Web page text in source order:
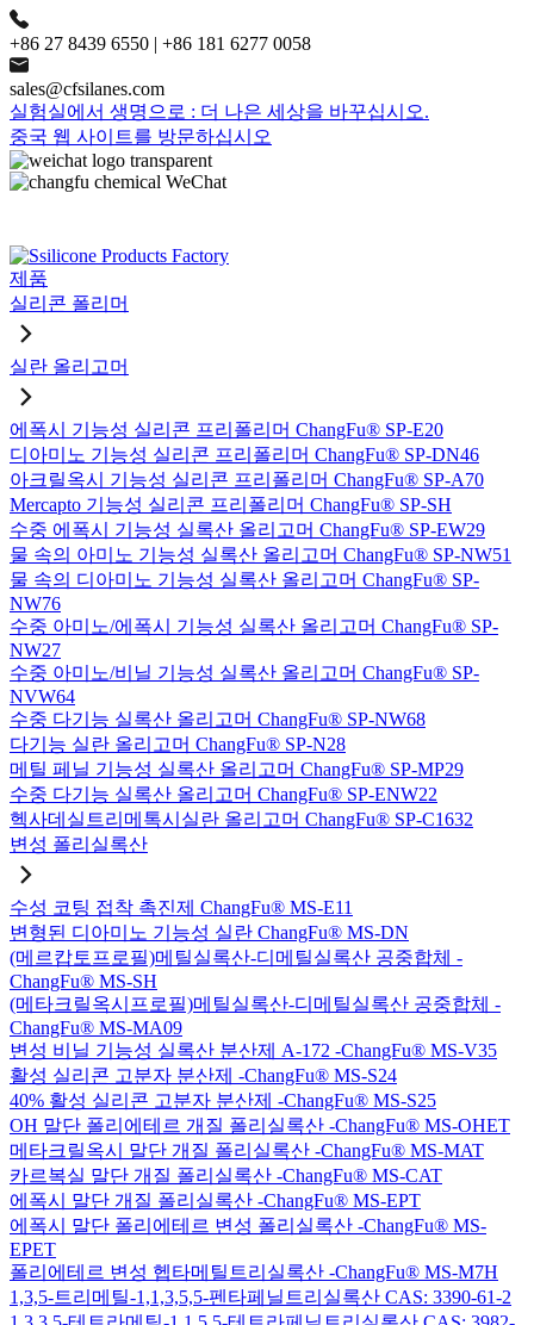
+86 27 8439 6550 | +86 181 6277 0058
sales@cfsilanes.com
실험실에서 생명으로 : 더 나은 세상을 바꾸십시오.
중국 웹 사이트를 방문하십시오
제품
실리콘 폴리머
실란 올리고머
에폭시 기능성 실리콘 프리폴리머 ChangFu® SP-E20
디아미노 기능성 실리콘 프리폴리머 ChangFu® SP-DN46
아크릴옥시 기능성 실리콘 프리폴리머 ChangFu® SP-A70
Mercapto 기능성 실리콘 프리폴리머 ChangFu® SP-SH
수중 에폭시 기능성 실록산 올리고머 ChangFu® SP-EW29
물 속의 아미노 기능성 실록산 올리고머 ChangFu® SP-NW51
물 속의 디아미노 기능성 실록산 올리고머 ChangFu® SP-
NW76
수중 아미노/에폭시 기능성 실록산 올리고머 ChangFu® SP-
NW27
수중 아미노/비닐 기능성 실록산 올리고머 ChangFu® SP-
NVW64
수중 다기능 실록산 올리고머 ChangFu® SP-NW68
다기능 실란 올리고머 ChangFu® SP-N28
메틸 페닐 기능성 실록산 올리고머 ChangFu® SP-MP29
수중 다기능 실록산 올리고머 ChangFu® SP-ENW22
헥사데실트리메톡시실란 올리고머 ChangFu® SP-C1632
변성 폴리실록산
수성 코팅 접착 촉진제 ChangFu® MS-E11
변형된 디아미노 기능성 실란 ChangFu® MS-DN
(메르캅토프로필)메틸실록산-디메틸실록산 공중합체 -
ChangFu® MS-SH
(메타크릴옥시프로필)메틸실록산-디메틸실록산 공중합체 -
ChangFu® MS-MA09
변성 비닐 기능성 실록산 분산제 A-172 -ChangFu® MS-V35
활성 실리콘 고분자 분산제 -ChangFu® MS-S24
40% 활성 실리콘 고분자 분산제 -ChangFu® MS-S25
OH 말단 폴리에테르 개질 폴리실록산 -ChangFu® MS-OHET
메타크릴옥시 말단 개질 폴리실록산 -ChangFu® MS-MAT
카르복실 말단 개질 폴리실록산 -ChangFu® MS-CAT
에폭시 말단 개질 폴리실록산 -ChangFu® MS-EPT
에폭시 말단 폴리에테르 변성 폴리실록산 -ChangFu® MS-
EPET
폴리에테르 변성 헵타메틸트리실록산 -ChangFu® MS-M7H
1,3,5-트리메틸-1,1,3,5,5-펜타페닐트리실록산 CAS: 3390-61-2